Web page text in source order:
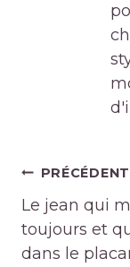
Navigation
de
l’article
PRÉCÉDENT
Le jean qui
toujours et
dans le